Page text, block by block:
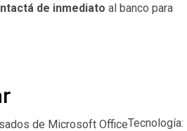
de inmediato al banco para
Tecnología: